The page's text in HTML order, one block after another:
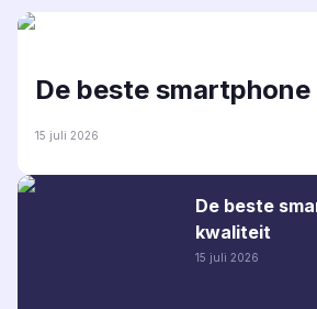
De beste
15 juli 2026
De beste
kwaliteit
15 juli 2026